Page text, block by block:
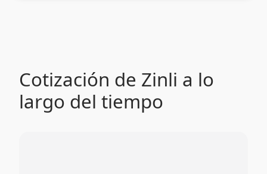
Cotización de Zinli a lo
largo del tiempo